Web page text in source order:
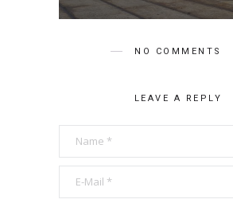
NO COMMENTS
LEAVE A REPLY